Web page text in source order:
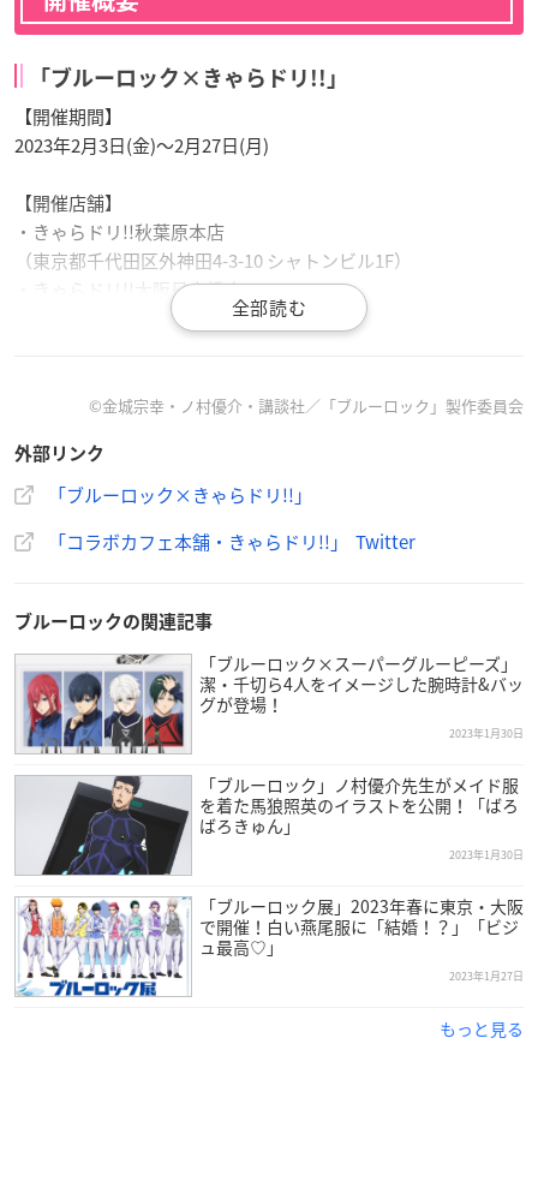
「ブルーロック×きゃらドリ!!」
【開催期間】
2023年2月3日(金)〜2月27日(月)
【開催店舗】
・きゃらドリ!!秋葉原本店
（東京都千代田区外神田4-3-10 シャトンビル1F）
・きゃらドリ!!大阪日本橋店
（大阪府大阪市浪速区日本橋西1-1-18 安田西ビル1F）
秋葉原本店
・2023年2月13日(月)〜 終日先着順・フリー入場制
終日先着順・フリー入場制
※混雑時は整理券を配布する場合がございます。あらかじめご
了承ください
※営業時間・購入方法は予告なく変更になる場合がございま
す。
『#ブルーロック
』×きゃらドリ!!
🔥コラボ開催決定!!🔥
■開催期間：2月3(金)〜2月27(月)
■秋 葉 原 本店：予約制 2/3〜2/12
■大阪日本橋店：先着入場
※状況に応じ入場方法・購入方法など変更になる
pic.twitte
©金城宗幸・ノ村優介・講談社／「ブルーロック」製作委員会
外部リンク
「ブルーロック×きゃらドリ!!」
「コラボカフェ本舗・きゃらドリ!!」 Twitter
ブルーロックの関連記事
「ブルーロック×スーパーグルーピーズ」
潔・千切ら4人をイメージした腕時計&バッ
グが登場！
2023年1月30日
「ブルーロック」ノ村優介先生がメイド服
を着た馬狼照英のイラストを公開！「ばろ
ばろきゅん」
2023年1月30日
「ブルーロック展」2023年春に東京・大阪
で開催！白い燕尾服に「結婚！？」「ビジ
ュ最高♡」
2023年1月27日
もっと見る